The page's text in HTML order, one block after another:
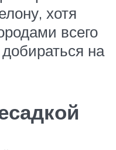
хотя
всего
на